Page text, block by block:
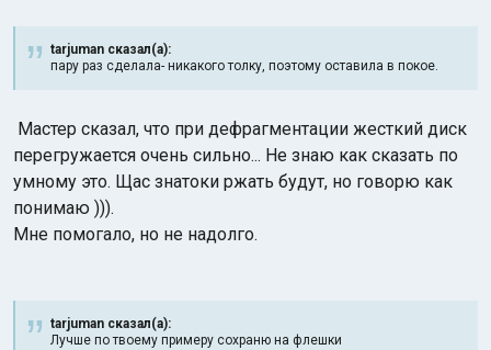
tarjuman сказал(а):
пару раз сделала- никакого толку, поэтому оставила в покое.
Мастер сказал, что при дефрагментации жесткий диск
перегружается очень сильно... Не знаю как сказать по
умному это. Щас знатоки ржать будут, но говорю как
понимаю ))).
Мне помогало, но не надолго.
tarjuman сказал(а):
Лучше по твоему примеру сохраню на флешки